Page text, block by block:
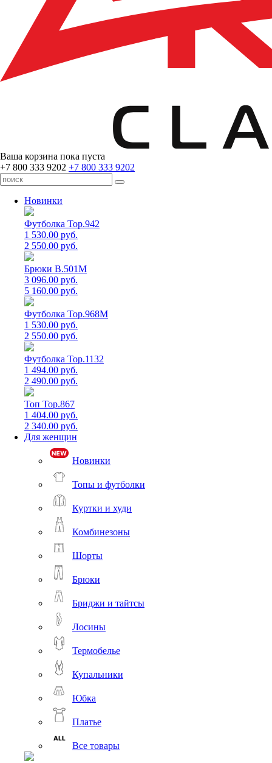
Ваша корзина пока пуста
+7 800 333 9202 +7 800 333 9202
Новинки
Футболка Top.942
1 530.00 руб.
2 550.00 руб.
Брюки B.501M
3 096.00 руб.
5 160.00 руб.
Футболка Top.968M
1 530.00 руб.
2 550.00 руб.
Футболка Top.1132
1 494.00 руб.
2 490.00 руб.
Топ Top.867
1 404.00 руб.
2 340.00 руб.
Для женщин
Новинки
Топы и футболки
Куртки и худи
Комбинезоны
Шорты
Брюки
Бриджи и тайтсы
Лосины
Термобелье
Купальники
Юбка
Платье
Все товары